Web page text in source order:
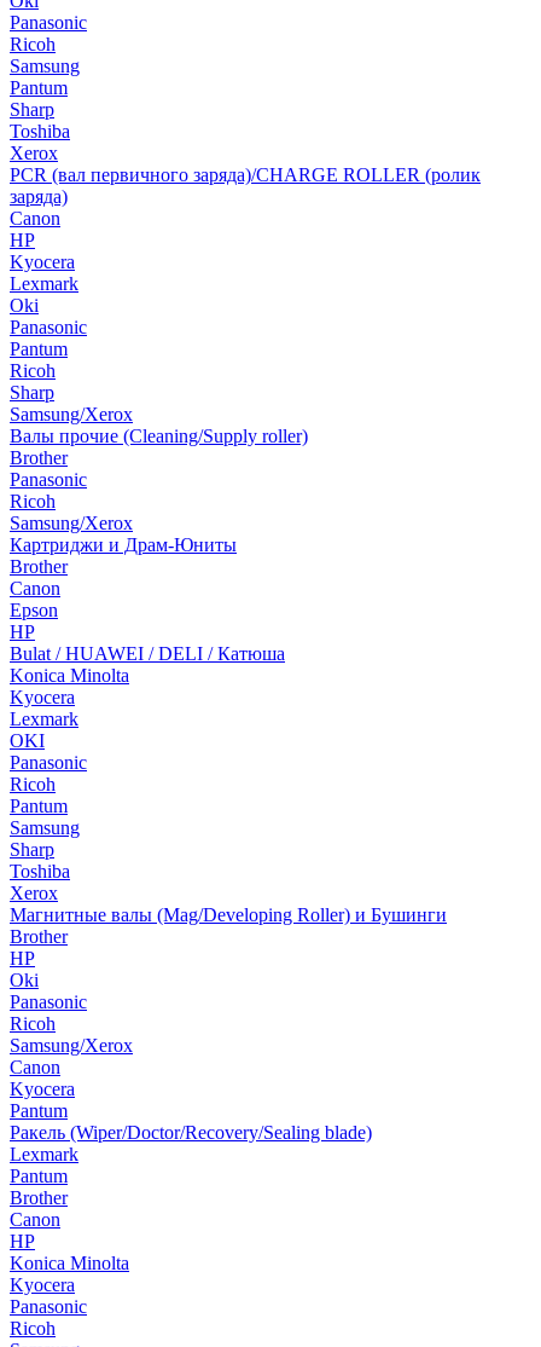
Panasonic
Ricoh
Samsung
Pantum
Sharp
Toshiba
Xerox
PCR (вал первичного заряда)/CHARGE ROLLER (ролик
заряда)
Canon
HP
Kyocera
Lexmark
Oki
Panasonic
Pantum
Ricoh
Sharp
Samsung/Xerox
Валы прочие (Cleaning/Supply roller)
Brother
Panasonic
Ricoh
Samsung/Xerox
Картриджи и Драм-Юниты
Brother
Canon
Epson
HP
Bulat / HUAWEI / DELI / Катюша
Konica Minolta
Kyocera
Lexmark
OKI
Panasonic
Ricoh
Pantum
Samsung
Sharp
Toshiba
Xerox
Магнитные валы (Mag/Developing Roller) и Бушинги
Brother
HP
Oki
Panasonic
Ricoh
Samsung/Xerox
Canon
Kyocera
Pantum
Ракель (Wiper/Doctor/Recovery/Sealing blade)
Lexmark
Pantum
Brother
Canon
HP
Konica Minolta
Kyocera
Panasonic
Ricoh